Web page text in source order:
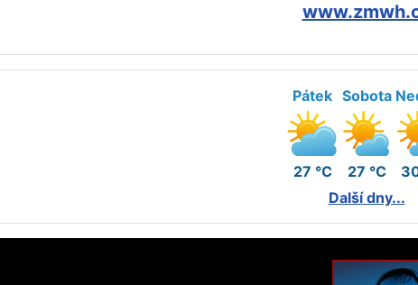
Pátek
27 °C
Sobota
27 °C
Další dny...